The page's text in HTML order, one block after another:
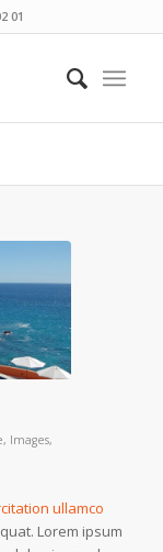
01
, Images,
ullamco
Lorem ipsum